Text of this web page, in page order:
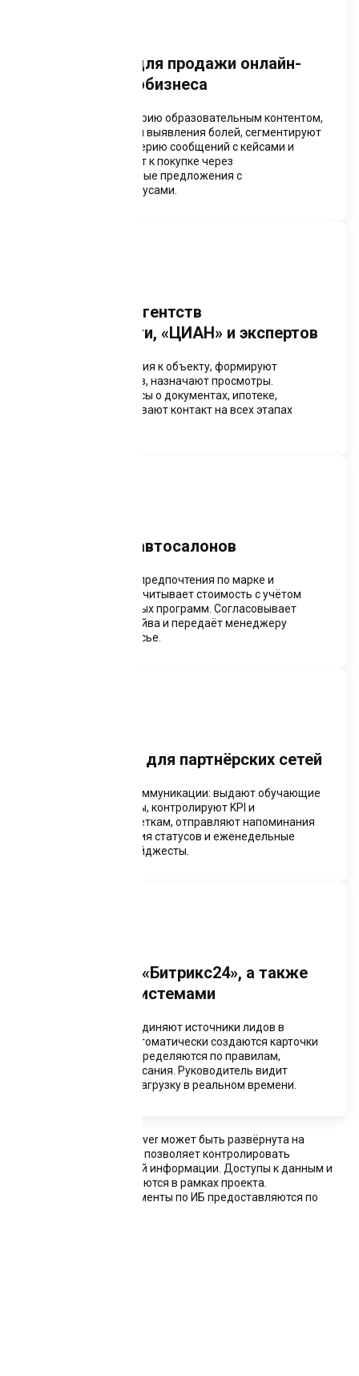
Ассистенты для продажи онлайн-
курсов и инфобизнеса
Прогревают аудиторию образовательным контентом,
проводят квизы для выявления болей, сегментируют
базу. Отправляют серию сообщений с кейсами и
отзывами. Подводят к покупке через
персонализированные предложения с
ограниченными бонусами.
Модули для агентств
недвижимости, «ЦИАН» и экспертов
Собирают требования к объекту, формируют
подборку вариантов, назначают просмотры.
Отвечают на вопросы о документах, ипотеке,
районах. Поддерживают контакт на всех этапах
Чат-бот для автосалонов
Выясняет бюджет, предпочтения по марке и
комплектации. Рассчитывает стоимость с учётом
трейд-ин и кредитных программ. Согласовывает
время для тест-драйва и передаёт менеджеру
заявку с полным досье.
Инструменты для партнёрских сетей
Автоматизируют коммуникации: выдают обучающие
модули и материалы, контролируют KPI и
квалификации по веткам, отправляют напоминания
о шагах для закрытия статусов и еженедельные
мотивационные дайджесты.
Интеграции с «Битрикс24», а также
CRM- и ERP-системами
(1С, SAP и др.) объединяют источники лидов в
единую систему: автоматически создаются карточки
сделок, заявки распределяются по правилам,
фиксируются все касания. Руководитель видит
воронку продаж и нагрузку в реальном времени.
Платформа SherpaAI Server может быть развёрнута на
серверах заказчика, что позволяет контролировать
обработку коммерческой информации. Доступы к данным и
меры защиты настраиваются в рамках проекта.
Подтверждающие документы по ИБ предоставляются по
НАШ МЕНЕДЖЕР ПОДРОБНО ПОКАЖЕТ
И РАССКАЖЕТ, КАК РЕШИТЬ ИМЕННО